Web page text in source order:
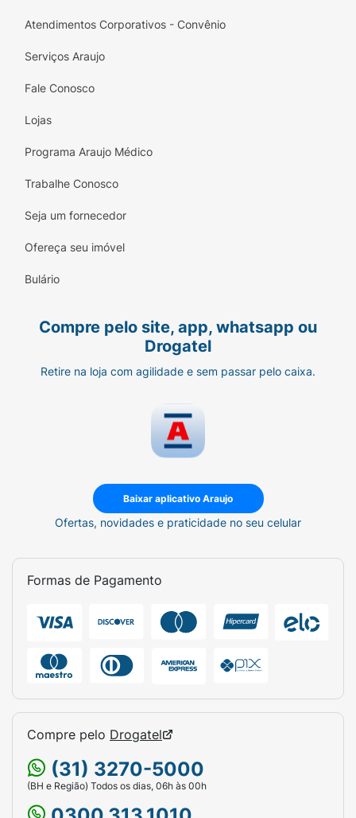
Atendimentos Corporativos - Convênio
Serviços Araujo
Fale Conosco
Lojas
Programa Araujo Médico
Trabalhe Conosco
Seja um fornecedor
Ofereça seu imóvel
Bulário
Compre pelo site, app, whatsapp ou
Drogatel
Retire na loja com agilidade e sem passar pelo caixa.
Baixar aplicativo Araujo
Ofertas, novidades e praticidade no seu celular
Formas de Pagamento
Compre pelo Drogatel
(31) 3270-5000
(BH e Região) Todos os dias, 06h às 00h